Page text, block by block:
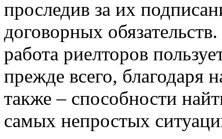
проследив за их
договорных
работа риелторов
прежде всего, благодаря
также – способности
самых непростых